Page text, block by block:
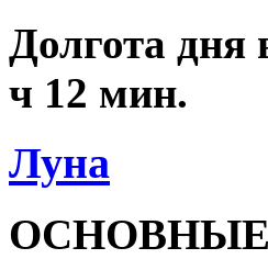
Долгота дня
ч 12 мин.
Луна